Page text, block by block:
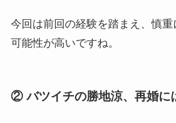
今回は前回の経験を踏まえ、慎重
可能性が高いですね。
② バツイチの勝地涼、再婚に